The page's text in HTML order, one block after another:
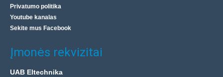
šoninis šepetys efektyviai iššluoja dulkes ir nešvarumus –
net iš sunkiai pasiekiamų vietų, įskaitant kambarių ..
23.20€
Prekių Pristatymas 4-6 D.d.
Privatumo politika
Youtube kanalas
Sekite mus Facebook
Įmonės rekvizitai
UAB Eltechnika